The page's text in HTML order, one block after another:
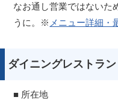
なお通し営業ではないた
うに。※ メニュー詳細・
ダイニングレストラ
■ 所在地